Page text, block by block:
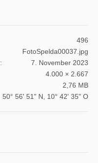
496
FotoSpelda00037.jpg
7. November 2023
4.000 × 2.667
2,76 MB
50° 56' 51" N, 10° 42' 35" O